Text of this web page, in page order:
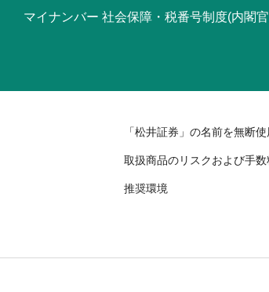
マイナンバー 社会保障・税番号制度(内閣
「松井証券」の名前を無断
取扱商品のリスクおよび手
推奨環境